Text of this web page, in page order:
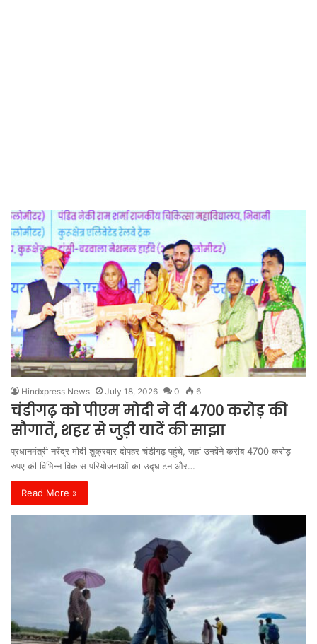
Hindxpress News July 18, 2026 0 6
चंडीगढ़ को पीएम मोदी ने दी 4700 करोड़ की
सौगातें, शहर से जुड़ी यादें की साझा
प्रधानमंत्री नरेंद्र मोदी शुक्रवार दोपहर चंडीगढ़ पहुंचे, जहां उन्होंने करीब 4700 करोड़
रुपए की विभिन्न विकास परियोजनाओं का उद्घाटन और…
Read More »